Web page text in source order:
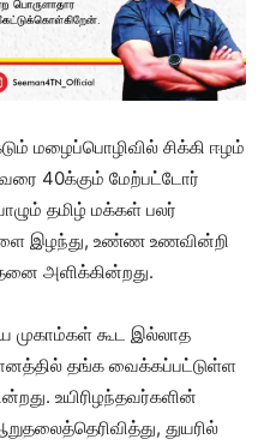
மழைப்பொழிவில் சிக்கி ஈழம்
40க்கும் மேற்பட்டோர்
தமிழ் மக்கள் பலர்
இழந்து, உண்ண உணவின்றி
அளிக்கின்றது.
முகாம்கள் கூட இல்லாத
தங்க வைக்கப்பட்டுள்ள
உயிரிழந்தவர்களின்
துயரில்